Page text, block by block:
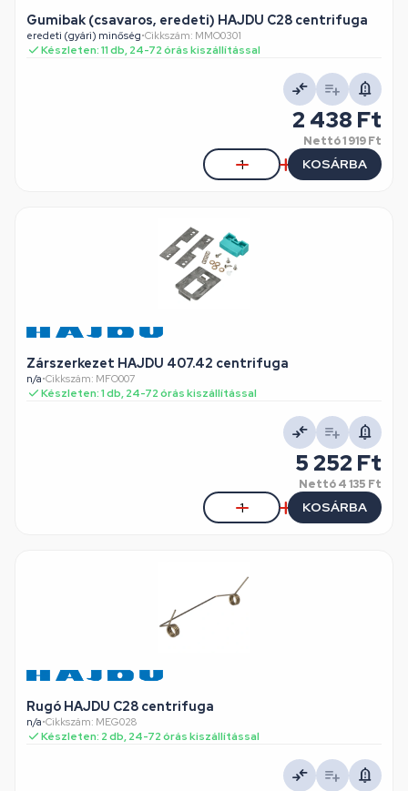
Gumibak (csavaros, eredeti) HAJDU C28 centrifuga
eredeti (gyári) minőség•Cikkszám: MMO0301
Készleten: 11 db, 24-72 órás kiszállítással
2 438 Ft
Nettó1 919 Ft
KOSÁRBA
Zárszerkezet HAJDU 407.42 centrifuga
n/a•Cikkszám: MFO007
Készleten: 1 db, 24-72 órás kiszállítással
5 252 Ft
Nettó4 135 Ft
KOSÁRBA
Rugó HAJDU C28 centrifuga
n/a•Cikkszám: MEG028
Készleten: 2 db, 24-72 órás kiszállítással